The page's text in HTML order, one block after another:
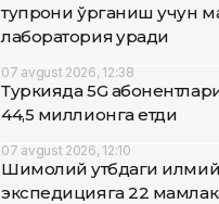
тупроқни ўрганиш учун
лаборатория қуради
07 avgust 2026, 12:38
Туркияда 5G
44,5 миллионга етди
07 avgust 2026, 12:10
Шимолий қутбдаги илмий
экспедицияга 22